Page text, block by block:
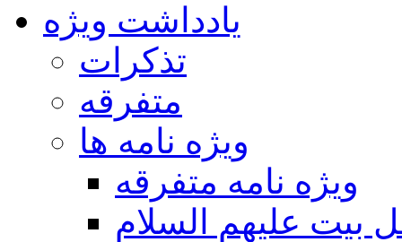
یادداشت ویژه
تذكرات
متفرقه
ويژه نامه ها
ويژه نامه متفرقه
بيت عليهم السلام